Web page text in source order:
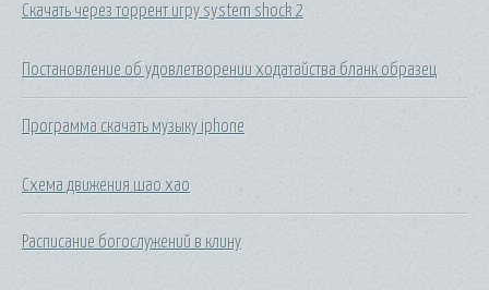
Скачать через торрент игру system shock 2
Постановление об удовлетворении ходатайства бланк образец
Программа скачать музыку iphone
Схема движения шао хао
Расписание богослужений в клину